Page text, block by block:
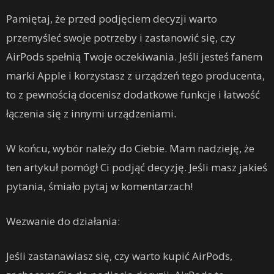
Pamiętaj, że przed podjęciem decyzji warto
przemyśleć swoje potrzeby i zastanowić się, czy
AirPods spełnią Twoje oczekiwania. Jeśli jesteś fanem
marki Apple i korzystasz z urządzeń tego producenta,
to z pewnością docenisz dodatkowe funkcje i łatwość
łączenia się z innymi urządzeniami.
W końcu, wybór należy do Ciebie. Mam nadzieję, że
ten artykuł pomógł Ci podjąć decyzję. Jeśli masz jakieś
pytania, śmiało pytaj w komentarzach!
Wezwanie do działania:
Jeśli zastanawiasz się, czy warto kupić AirPods,